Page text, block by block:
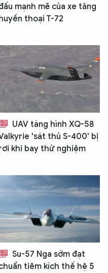
mạnh mẽ của xe tăng
thoại T-72
UAV tàng hình XQ-58
'sát thủ S-400' bị
khi bay thử nghiệm
Su-57 Nga sớm đạt
tiêm kích thế hệ 5